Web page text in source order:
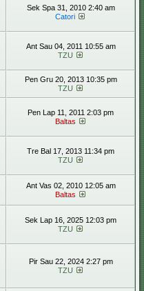
Sek Spa 31, 2010 2:40 am
Catori
Ant Sau 04, 2011 10:55 am
TZU
Pen Gru 20, 2013 10:35 pm
TZU
Pen Lap 11, 2011 2:03 pm
Baltas
Tre Bal 17, 2013 11:34 pm
TZU
Ant Vas 02, 2010 12:05 am
Baltas
Sek Lap 16, 2025 12:03 pm
TZU
Pir Sau 22, 2024 2:27 pm
TZU